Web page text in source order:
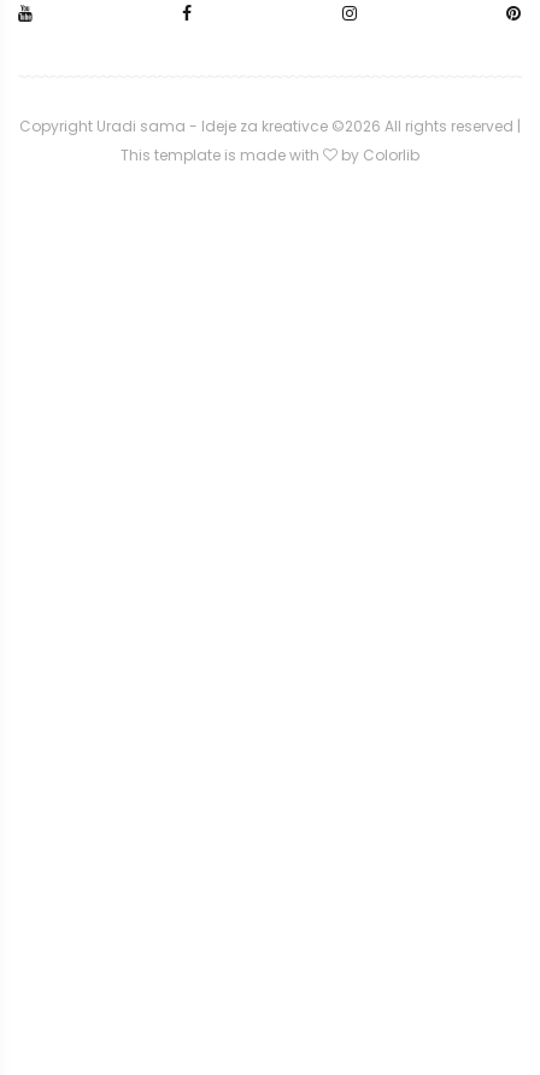
Copyright Uradi sama - Ideje za kreativce ©2026 All rights reserved |
This template is made with
by Colorlib